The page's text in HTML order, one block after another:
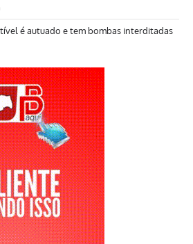
é autuado e tem bombas interditadas